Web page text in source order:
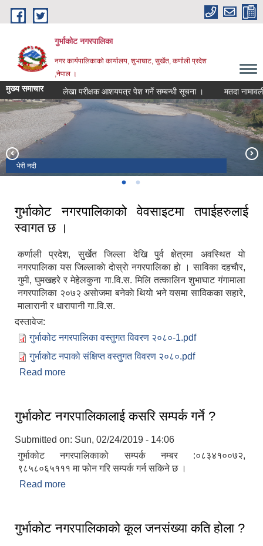
Skip to main content
गुर्भाकोट नगरपालिका
नगर कार्यपालिकाको कार्यालय, शुभाघाट, सुर्खेत, कर्णाली प्रदेश
,नेपाल ।
मुख्य समाचार लेखा परीक्षक आशयपत्र पेश गर्ने सम्बन्धी सूचना । मतदा नामावली
भेरी नदी
दह ताल
गुर्भाकोट नगरपालिकाको वेवसाइटमा तपाईहरुलाई
स्वागत छ ।
कर्णाली प्रदेश, सुर्खेत जिल्ला देखि पुर्व क्षेत्रमा अवस्थित याे
नगरपालिका यस जिल्लाकाे दाेस्राे नगरपालिका हाे । साविका दहचाैर,
गुमी, घुमखहरे र मेहेलकुना गा.वि.स. मिलि तत्कालिन शुभाघाट ग‌ंगामाला
नगरपालिका २०७२ असाेजमा बनेकाे थियाे भने यसमा साविकका सहारे,
मालारानी र धारापानी गा.वि.स.
दस्तावेज:
गुर्भाकोट नगरपालिका वस्तुगत विवरण २०८०-1.pdf
गुर्भाकोट नपाको संक्षिप्त वस्तुगत विवरण २०८०.pdf
Read more
गुर्भाकोट नगरपालिकालाई कसरि सम्पर्क गर्ने ?
Submitted on: Sun, 02/24/2019 - 14:06
गुर्भाकोट नगरपालिकाको सम्पर्क नम्बर :०८३४१००७२,
९८५८०६५१११ मा फोन गरि सम्पर्क गर्न सकिने छ ।
Read more
गुर्भाकोट नगरपालिकाको कूल जनसंख्या कति होला ?